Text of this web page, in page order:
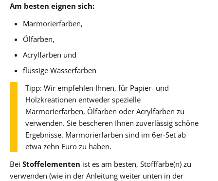
Am besten eignen sich:
Marmorierfarben,
Ölfarben,
Acrylfarben und
flüssige Wasserfarben
Tipp: Wir empfehlen Ihnen, für Papier- und
Holzkreationen entweder spezielle
Marmorierfarben, Ölfarben oder Acrylfarben zu
verwenden. Sie bescheren Ihnen zuverlässig schöne
Ergebnisse. Marmorierfarben sind im 6er-Set ab
etwa zehn Euro zu haben.
Bei Stoffelementen ist es am besten, Stofffarbe(n) zu
verwenden (wie in der Anleitung weiter unten in der